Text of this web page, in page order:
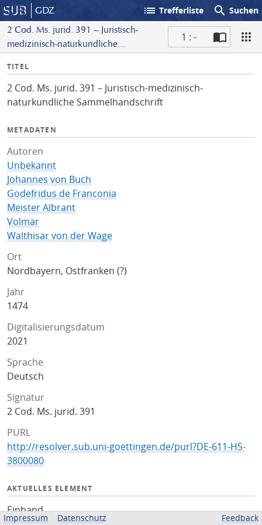
GDZ list Trefferliste search Suchen
2 Cod. Ms. jurid. 391 – Juristisch-
medizinisch-naturkundliche
1 : -
I
f
o
TITEL
2 Cod. Ms. jurid. 391 – Juristisch-medizinisch-
naturkundliche Sammelhandschrift
METADATEN
Autoren
Unbekannt
Johannes von Buch
Godefridus de Franconia
Meister Albrant
Volmar
Walthisar von der Wage
Ort
Nordbayern, Ostfranken (?)
Jahr
1474
Digitalisierungsdatum
2021
Sprache
Deutsch
Signatur
2 Cod. Ms. jurid. 391
PURL
http://resolver.sub.uni-goettingen.de/purl?DE-611-HS-
3800080
AKTUELLES ELEMENT
Einband
Impressum Datenschutz Feedback